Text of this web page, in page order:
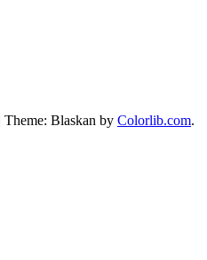
Theme: Blaskan by Colorlib.com.